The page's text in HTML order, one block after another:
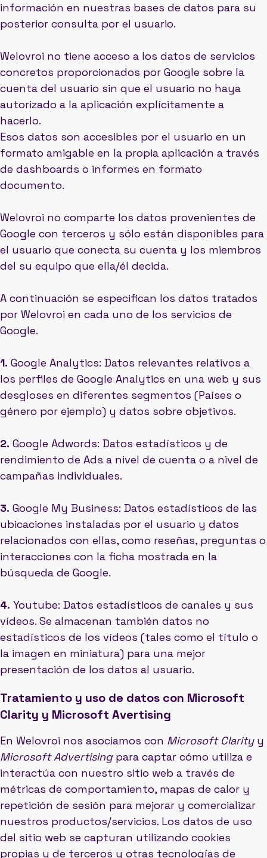
información en nuestras bases de datos para su
posterior consulta por el usuario.
Welovroi no tiene acceso a los datos de servicios
concretos proporcionados por Google sobre la
cuenta del usuario sin que el usuario no haya
autorizado a la aplicación explícitamente a
hacerlo.
Esos datos son accesibles por el usuario en un
formato amigable en la propia aplicación a través
de dashboards o informes en formato
documento.
Welovroi no comparte los datos provenientes de
Google con terceros y sólo están disponibles para
el usuario que conecta su cuenta y los miembros
del su equipo que ella/él decida.
A continuación se especifican los datos tratados
por Welovroi en cada uno de los servicios de
Google.
1. Google Analytics: Datos relevantes relativos a
los perfiles de Google Analytics en una web y sus
desgloses en diferentes segmentos (Países o
género por ejemplo) y datos sobre objetivos.
2. Google Adwords: Datos estadísticos y de
rendimiento de Ads a nivel de cuenta o a nivel de
campañas individuales.
3. Google My Business: Datos estadísticos de las
ubicaciones instaladas por el usuario y datos
relacionados con ellas, como reseñas, preguntas o
interacciones con la ficha mostrada en la
búsqueda de Google.
4. Youtube: Datos estadísticos de canales y sus
vídeos. Se almacenan también datos no
estadísticos de los vídeos (tales como el título o
la imagen en miniatura) para una mejor
presentación de los datos al usuario.
Tratamiento y uso de datos con Microsoft
Clarity y Microsoft Avertising
En Welovroi nos asociamos con Microsoft Clarityy
Microsoft Advertisingpara captar cómo utiliza e
interactúa con nuestro sitio web a través de
métricas de comportamiento, mapas de calor y
repetición de sesión para mejorar y comercializar
nuestros productos/servicios. Los datos de uso
del sitio web se capturan utilizando cookies
propias y de terceros y otras tecnologías de